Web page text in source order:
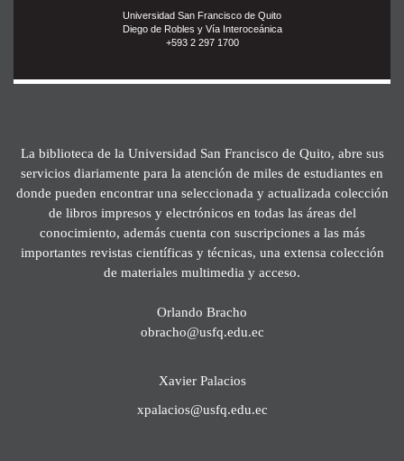
Universidad San Francisco de Quito
Diego de Robles y Vía Interoceánica
+593 2 297 1700
La biblioteca de la Universidad San Francisco de Quito, abre sus
servicios diariamente para la atención de miles de estudiantes en
donde pueden encontrar una seleccionada y actualizada colección
de libros impresos y electrónicos en todas las áreas del
conocimiento, además cuenta con suscripciones a las más
importantes revistas científicas y técnicas, una extensa colección
de materiales multimedia y acceso.
Orlando Bracho
obracho@usfq.edu.ec
Xavier Palacios
xpalacios@usfq.edu.ec